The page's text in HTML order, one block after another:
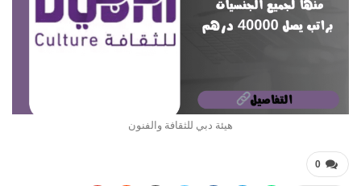
هيئة دبي للثقافة والفنون
0